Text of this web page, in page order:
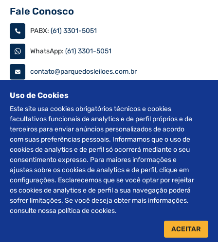
Fale Conosco
PABX: (61) 3301-5051
WhatsApp: (61) 3301-5051
contato@parquedosleiloes.com.br
Consulte seu documento
PESQUISAR
Siga nas redes
2012 © Copyright Parque dos Leilões. Desenvolvido por
Uso de Cookies
Este site usa cookies obrigatórios técnicos e cookies
facultativos funcionais de analytics e de perfil próprios e de
terceiros para enviar anúncios personalizados de acordo
com suas preferências pessoais. Informamos que o uso de
cookies de analytics e de perfil só ocorrerá mediante o seu
consentimento expresso. Para maiores informações e
ajustes sobre os cookies de analytics e de perfil, clique em
configurações. Esclarecemos que se você optar por rejeitar
os cookies de analytics e de perfil a sua navegação poderá
sofrer limitações. Se você deseja obter mais informações,
consulte nossa política de cookies.
ACEITAR